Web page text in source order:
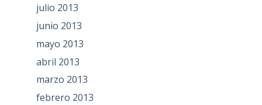
julio 2013
junio 2013
mayo 2013
abril 2013
marzo 2013
febrero 2013